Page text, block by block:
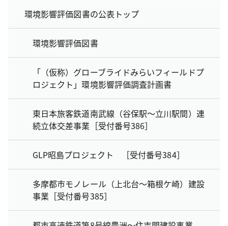
環境影響評価図書の公表トップ
環境影響評価図書
「（仮称）グローブライドみらいフィールドプ
ロジェクト」環境影響評価調査計画書
東日本旅客鉄道南武線（谷保駅～立川駅間）連
続立体交差事業［受付番号386］
GLP昭島プロジェクト ［受付番号384］
多摩都市モノレール（上北台～箱根ケ崎）建設
事業［受付番号385］